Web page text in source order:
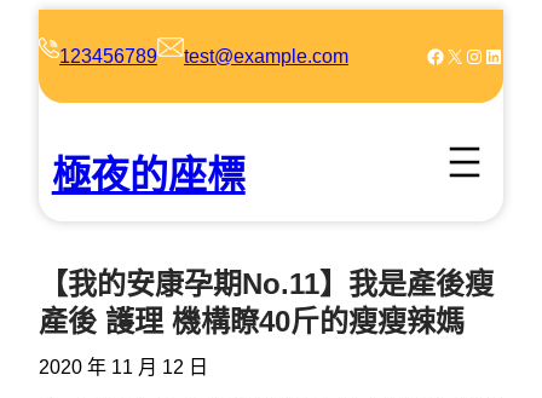
123456789 test@example.com Facebook X Instagram LinkedIn
極夜的座標
【我的安康孕期No.11】我是產後瘦
產後 護理 機構瞭40斤的瘦瘦辣媽
2020 年 11 月 12 日